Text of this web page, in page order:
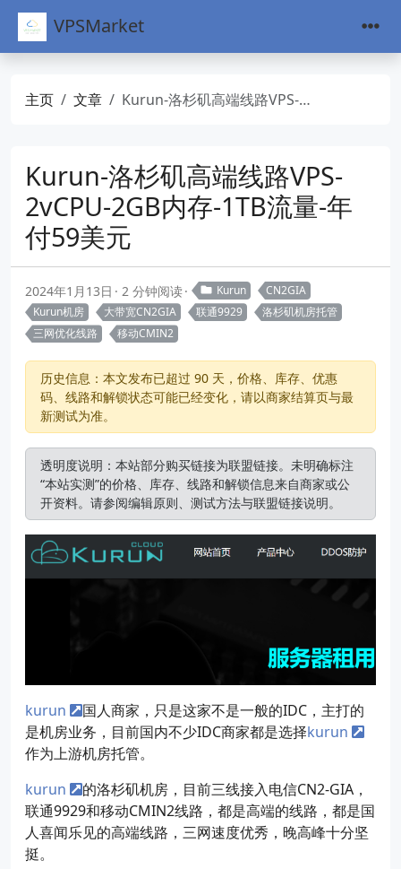
VPSMarket
主页 文章 Kurun-洛杉矶高端线路VPS-2vCPU-2GB内存-1TB流量-年付59美元
Kurun-洛杉矶高端线路VPS-
2vCPU-2GB内存-1TB流量-年
付59美元
2024年1月13日 2 分钟阅读 Kurun
CN2GIA
Kurun机房
大带宽CN2GIA 联通9929
洛杉矶机房托管
三网优化线路
移动CMIN2
历史信息：本文发布已超过 90 天，价格、库存、优惠
码、线路和解锁状态可能已经变化，请以商家结算页与最
新测试为准。
透明度说明：本站部分购买链接为联盟链接。未明确标注
“本站实测”的价格、库存、线路和解锁信息来自商家或公
开资料。请参阅编辑原则、 测试方法与联盟链接说明。
kurun
国人商家，只是这家不是一般的IDC，主打的
是机房业务，目前国内不少IDC商家都是选择kurun
作为上游机房托管。
kurun
的洛杉矶机房，目前三线接入电信CN2-GIA，
联通9929和移动CMIN2线路，都是高端的线路，都是国
人喜闻乐见的高端线路，三网速度优秀，晚高峰十分坚
挺。